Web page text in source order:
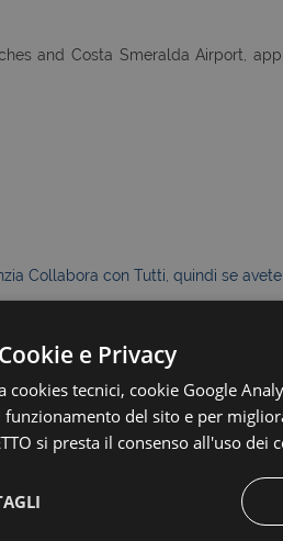
and Costa Smeralda Airport,
Collabora con Tutti, quindi se
le metrature e le descrizioni degli
e Privacy
cookies tecnici, cookie Google
del sito e per
si presta il consenso all'uso dei